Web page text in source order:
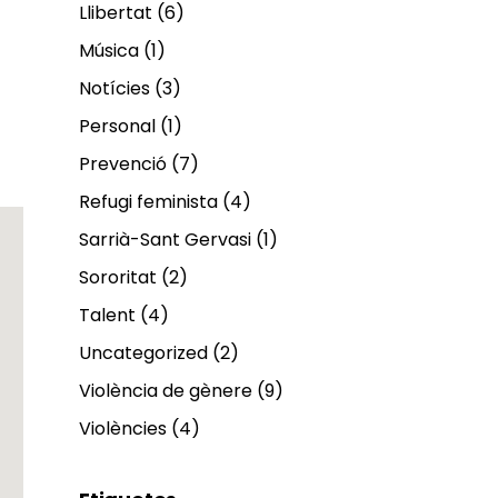
Llibertat (6)
Música (1)
Notícies (3)
Personal (1)
Prevenció (7)
Refugi feminista (4)
Sarrià-Sant Gervasi (1)
Sororitat (2)
Talent (4)
Uncategorized (2)
Violència de gènere (9)
Violències (4)